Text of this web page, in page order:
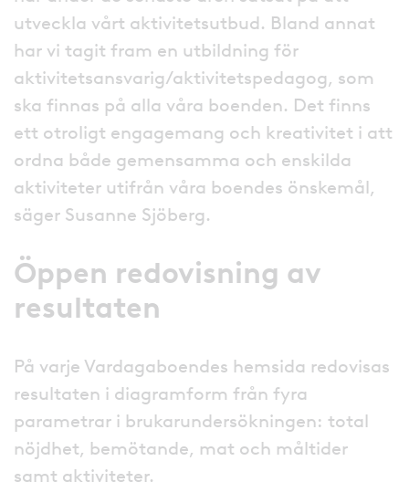
utveckla vårt aktivitetsutbud. Bland annat
har vi tagit fram en utbildning för
aktivitetsansvarig/aktivitetspedagog, som
ska finnas på alla våra boenden. Det finns
ett otroligt engagemang och kreativitet i att
ordna både gemensamma och enskilda
aktiviteter utifrån våra boendes önskemål,
säger Susanne Sjöberg.
Öppen redovisning av
resultaten
På varje Vardagaboendes hemsida redovisas
resultaten i diagramform från fyra
parametrar i brukarundersökningen: total
nöjdhet, bemötande, mat och måltider
samt aktiviteter.